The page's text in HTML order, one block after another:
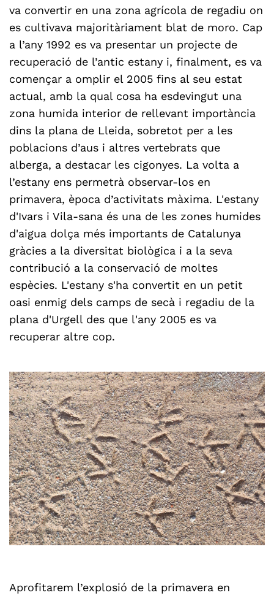
va convertir en una zona agrícola de regadiu on
es cultivava majoritàriament blat de moro. Cap
a l’any 1992 es va presentar un projecte de
recuperació de l’antic estany i, finalment, es va
començar a omplir el 2005 fins al seu estat
actual, amb la qual cosa ha esdevingut una
zona humida interior de rellevant importància
dins la plana de Lleida, sobretot per a les
poblacions d’aus i altres vertebrats que
alberga, a destacar les cigonyes. La volta a
l’estany ens permetrà observar-los en
primavera, època d’activitats màxima. L'estany
d'Ivars i Vila-sana és una de les zones humides
d'aigua dolça més importants de Catalunya
gràcies a la diversitat biològica i a la seva
contribució a la conservació de moltes
espècies. L'estany s'ha convertit en un petit
oasi enmig dels camps de secà i regadiu de la
plana d'Urgell des que l'any 2005 es va
recuperar altre cop.
Aprofitarem l’explosió de la primavera en